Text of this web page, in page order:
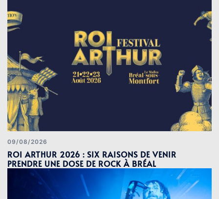
09/08/2026
ROI ARTHUR 2026 : SIX RAISONS DE VENIR
PRENDRE UNE DOSE DE ROCK À BRÉAL